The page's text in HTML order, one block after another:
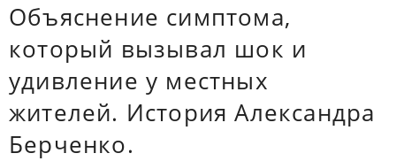
Объяснение симптома,
который вызывал шок и
удивление у местных
жителей. История Александра
Берченко.